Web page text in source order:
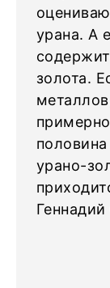
урана. А
золота.
урано-